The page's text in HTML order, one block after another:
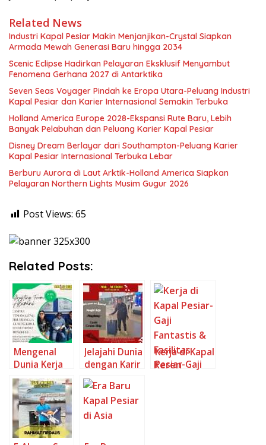
Related News
Industri Kapal Pesiar Makin Menjanjikan-Crystal Siapkan
Armada Mewah Generasi Baru hingga 2034
Scenic Eclipse Hadirkan Pelayaran Eksklusif Menyambut
Fenomena Gerhana 2027 di Antarktika
Seven Seas Voyager Pindah ke Eropa Utara-Peluang Industri
Kapal Pesiar dan Karier Internasional Semakin Terbuka
Holland America Europe 2028-Ekspansi Rute Baru, Lebih
Banyak Pelabuhan dan Peluang Karier Kapal Pesiar
Disney Dream Berlayar dari Southampton-Peluang Karier
Kapal Pesiar Internasional Terbuka Lebar
Berburu Aurora di Laut Arktik-Holland America Siapkan
Pelayaran Northern Lights Musim Gugur 2026
Post Views: 65
Related Posts:
Mengenal
Dunia Kerja
di Kapal
Pesiar Apa
yang Harus
Anda Ketahui
Sebelum
Mendaftar
Jelajahi Dunia
dengan Karir
di Kapal
Pesiar dan
Apa yang
Dibutuhkan
Kerja di Kapal
Pesiar-Gaji